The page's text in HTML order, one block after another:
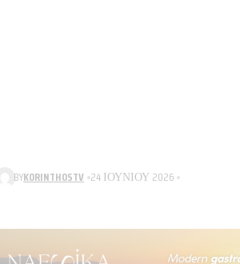
BYKORINTHOSTV 24 ΙΟΥΝΊΟΥ 2026